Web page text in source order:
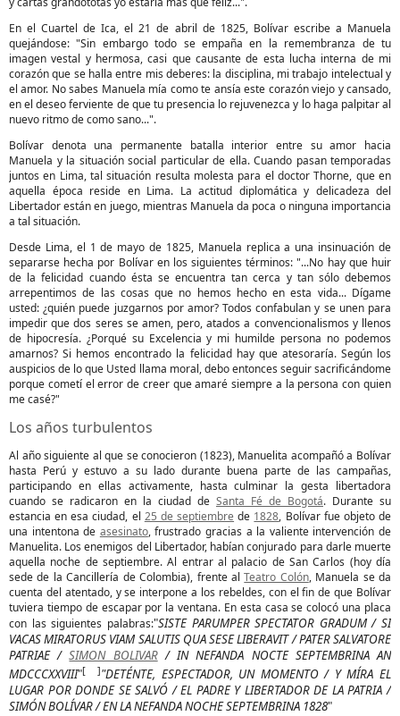
En el Cuartel de Ica, el 21 de abril de 1825, Bolívar escribe a Manuela
quejándose: "Sin embargo todo se empaña en la remembranza de tu
imagen vestal y hermosa, casi que causante de esta lucha interna de mi
corazón que se halla entre mis deberes: la disciplina, mi trabajo intelectual y
el amor. No sabes Manuela mía como te ansía este corazón viejo y cansado,
en el deseo ferviente de que tu presencia lo rejuvenezca y lo haga palpitar al
nuevo ritmo de como sano...".
Bolívar denota una permanente batalla interior entre su amor hacia
Manuela y la situación social particular de ella. Cuando pasan temporadas
juntos en Lima, tal situación resulta molesta para el doctor Thorne, que en
aquella época reside en Lima. La actitud diplomática y delicadeza del
Libertador están en juego, mientras Manuela da poca o ninguna importancia
a tal situación.
Desde Lima, el 1 de mayo de 1825, Manuela replica a una insinuación de
separarse hecha por Bolívar en los siguientes términos: "...No hay que huir
de la felicidad cuando ésta se encuentra tan cerca y tan sólo debemos
arrepentimos de las cosas que no hemos hecho en esta vida... Dígame
usted: ¿quién puede juzgarnos por amor? Todos confabulan y se unen para
impedir que dos seres se amen, pero, atados a convencionalismos y llenos
de hipocresía. ¿Porqué su Excelencia y mi humilde persona no podemos
amarnos? Si hemos encontrado la felicidad hay que atesoraría. Según los
auspicios de lo que Usted llama moral, debo entonces seguir sacrificándome
porque cometí el error de creer que amaré siempre a la persona con quien
me casé?"
Los años turbulentos
Al año siguiente al que se conocieron (1823), Manuelita acompañó a Bolívar
hasta Perú y estuvo a su lado durante buena parte de las campañas,
participando en ellas activamente, hasta culminar la gesta libertadora
cuando se radicaron en la ciudad de Santa Fé de Bogotá. Durante su
estancia en esa ciudad, el 25 de septiembre de 1828, Bolívar fue objeto de
una intentona de asesinato, frustrado gracias a la valiente intervención de
Manuelita. Los enemigos del Libertador, habían conjurado para darle muerte
aquella noche de septiembre. Al entrar al palacio de San Carlos (hoy día
sede de la Cancillería de Colombia), frente alTeatro Colón, Manuela se da
cuenta del atentado, y se interpone a los rebeldes, con el fin de que Bolívar
tuviera tiempo de escapar por la ventana. En esta casa se colocó una placa
con las siguientes palabras:"SISTE PARUMPER SPECTATOR GRADUM / SI
VACAS MIRATORUS VIAM SALUTIS QUA SESE LIBERAVIT / PATER SALVATORE
PATRIAE /SIMON BOLIVAR/ IN NEFANDA NOCTE SEPTEMBRINA AN
MDCCCXXVIII"[ ]"DETÉNTE, ESPECTADOR, UN MOMENTO / Y MÍRA EL
LUGAR POR DONDE SE SALVÓ / EL PADRE Y LIBERTADOR DE LA PATRIA /
SIMÓN BOLÍVAR / EN LA NEFANDA NOCHE SEPTEMBRINA 1828"